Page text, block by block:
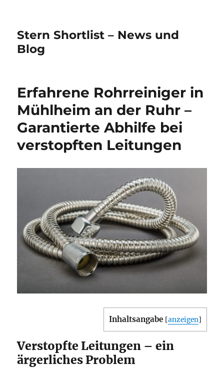
Stern Shortlist – News und
Blog
Erfahrene Rohrreiniger in
Mühlheim an der Ruhr –
Garantierte Abhilfe bei
verstopften Leitungen
Inhaltsangabe [anzeigen]
Verstopfte Leitungen – ein
ärgerliches Problem